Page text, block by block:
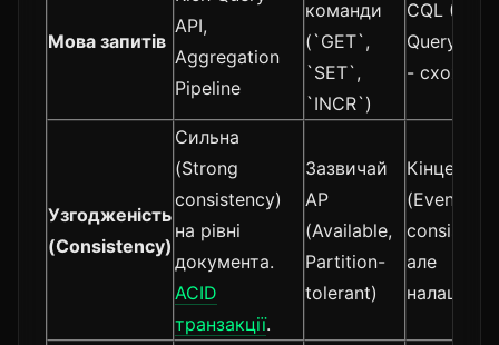
Мова запитів
API,
Aggregation
Pipeline
команди
(`GET`,
`SET`,
`INCR`)
CQL
Query
- схожа
Узгодженість
(Consistency)
Сильна
(Strong
consistency)
на рівні
документа.
ACID
транзакції.
Зазвичай
AP
(Available,
Partition-
tolerant)
Кінцева
(Eventual
але